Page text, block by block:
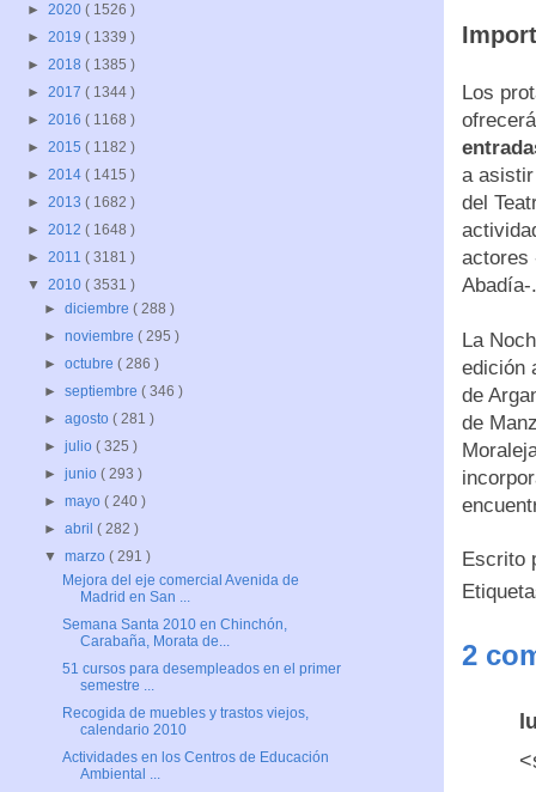
Los
a
del
actores
Abadía-.
La
edición
de
de
Escrito
2
► 2020 ( 1526 )
► 2019 ( 1339 )
► 2018 ( 1385 )
► 2017 ( 1344 )
► 2016 ( 1168 )
► 2015 ( 1182 )
► 2014 ( 1415 )
► 2013 ( 1682 )
► 2012 ( 1648 )
► 2011 ( 3181 )
▼ 2010 ( 3531 )
►diciembre( 288 )
►noviembre( 295 )
►octubre( 286 )
►septiembre( 346 )
►agosto( 281 )
►julio( 325 )
►junio( 293 )
►mayo( 240 )
►abril( 282 )
▼marzo( 291 )
Mejora del eje comercial Avenida de
Madrid en San ...
Semana Santa 2010 en Chinchón,
Carabaña, Morata de...
51 cursos para desempleados en el primer
semestre ...
Recogida de muebles y trastos viejos,
calendario 2010
Actividades en los Centros de Educación
Ambiental ...